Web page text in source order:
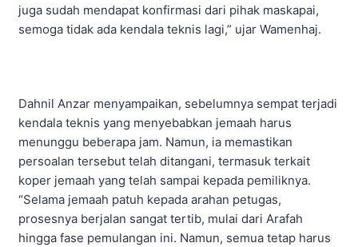
juga sudah mendapat konfirmasi dari pihak maskapai,
semoga tidak ada kendala teknis lagi,” ujar Wamenhaj.
Dahnil Anzar menyampaikan, sebelumnya sempat terjadi
kendala teknis yang menyebabkan jemaah harus
menunggu beberapa jam. Namun, ia memastikan
persoalan tersebut telah ditangani, termasuk terkait
koper jemaah yang telah sampai kepada pemiliknya.
“Selama jemaah patuh kepada arahan petugas,
prosesnya berjalan sangat tertib, mulai dari Arafah
hingga fase pemulangan ini. Namun, semua tetap harus